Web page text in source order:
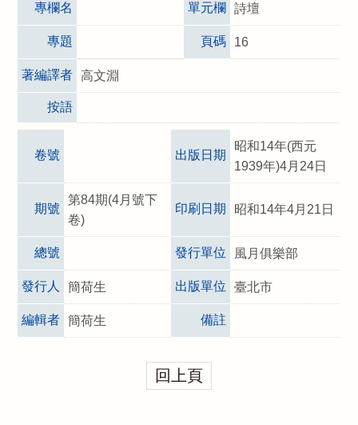
專欄名 單元欄 詩壇
專題 頁碼 16
著編譯者 高文淵
按語
卷號 出版日期
昭和14年(西元
1939年)4月24日
期號
第84期(4月號下
卷)
印刷日期 昭和14年4月21日
總號 發行單位 風月俱樂部
發行人 簡荷生 出版單位 臺北市
編輯者 簡荷生 備註
回上頁